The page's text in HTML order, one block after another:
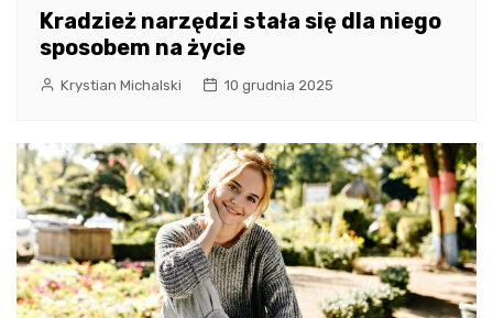
Kradzież narzędzi stała się dla niego
sposobem na życie
Krystian Michalski 10 grudnia 2025